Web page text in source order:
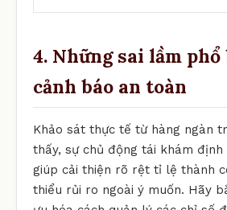
4. Những sai lầm phổ
cảnh báo an toàn
Khảo sát thực tế từ hàng ngàn
thấy, sự chủ động tái khám
giúp cải thiện rõ rệt tỉ lệ thành
thiểu rủi ro ngoài ý muốn. Hãy